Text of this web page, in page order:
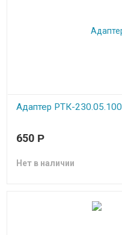
Адаптер РТК-230.05.100
650 Р
Нет в наличии